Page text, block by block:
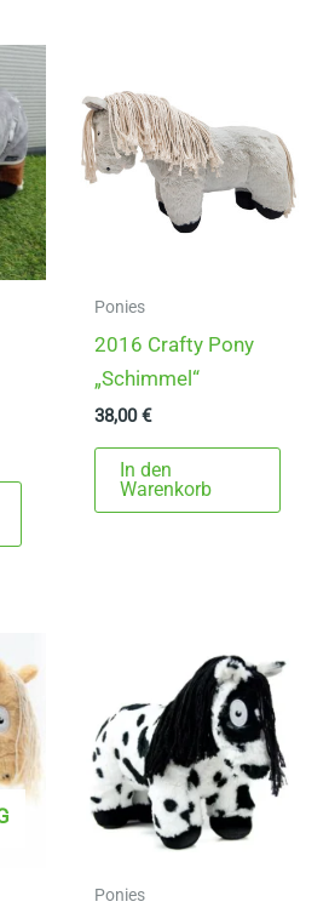
Ponies
2016 Crafty Pony
„Schimmel“
38,00€
In den
Warenkorb
Ponies